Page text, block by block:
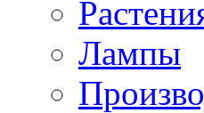
Лампы